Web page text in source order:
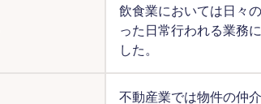
飲食業においては日々
った日常行われる業務
した。
不動産業では物件の仲